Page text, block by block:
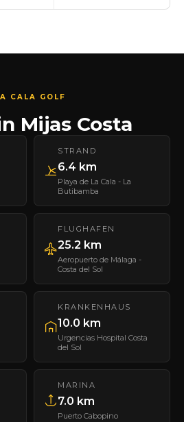
CALA GOLF
Mijas Costa
STRAND
6.4 km
Playa de La Cala - La
Butibamba
FLUGHAFEN
25.2 km
Aeropuerto de Málaga -
Costa del Sol
KRANKENHAUS
10.0 km
Urgencias Hospital Costa
del Sol
MARINA
7.0 km
Puerto Cabopino